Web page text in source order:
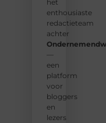
het
enthousiaste
redactieteam
achter
—
een
platform
voor
bloggers
en
lezers